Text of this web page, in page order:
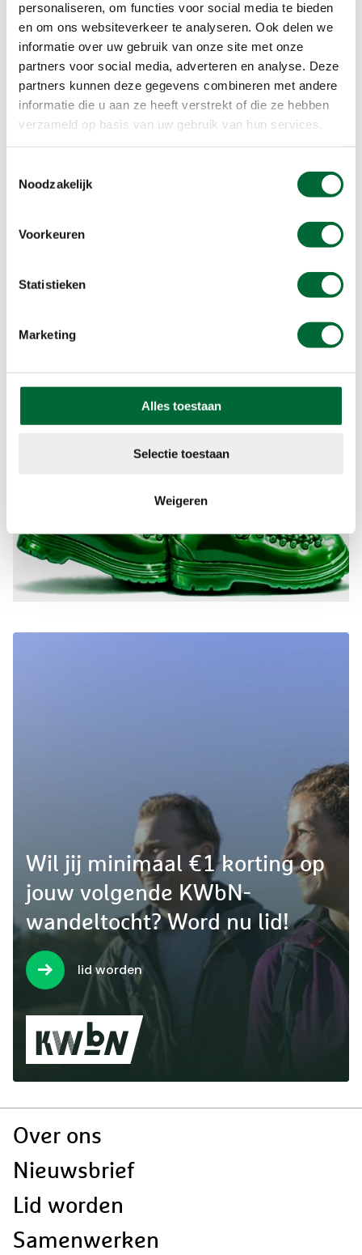
personaliseren, om functies voor social media te bieden
en om ons websiteverkeer te analyseren. Ook delen we
informatie over uw gebruik van onze site met onze
partners voor social media, adverteren en analyse. Deze
partners kunnen deze gegevens combineren met andere
informatie die u aan ze heeft verstrekt of die ze hebben
verzameld op basis van uw gebruik van hun services.
Noodzakelijk
Voorkeuren
Statistieken
Marketing
Alles toestaan
Selectie toestaan
Weigeren
Honden, mits aangelijnd
Korting
Onverhard
Rust
Verhard
Voorinschr
Medaille
Wil jij minimaal €1 korting op
jouw volgende KWbN-
wandeltocht? Word nu lid!
lid worden
Doormat
Over ons
Nieuwsbrief
Lid worden
Samenwerken